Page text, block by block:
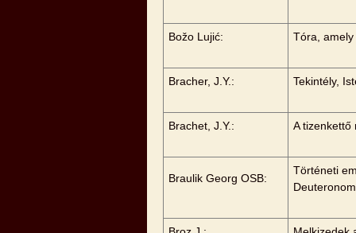
Božo Lujić: Tóra,
Bracher, J.Y.: Tekintély,
Brachet, J.Y.: A tizenkettő
Braulik Georg OSB:
Történeti